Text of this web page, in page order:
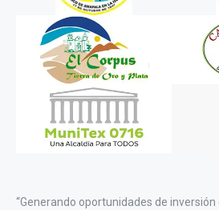
“Generando oportunidades de inversión